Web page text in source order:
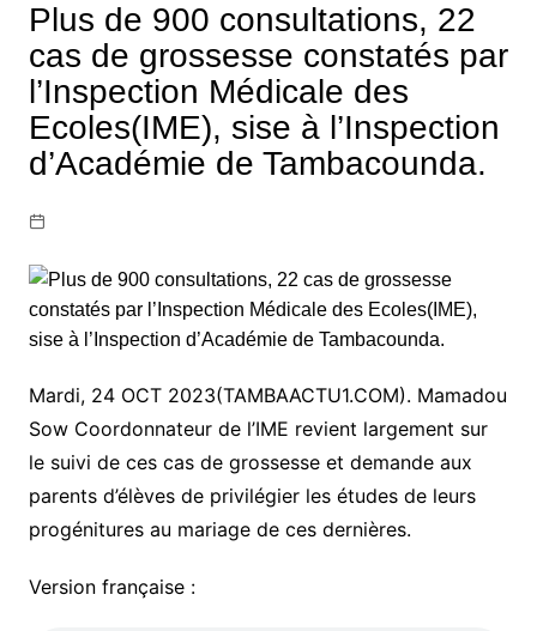
Plus de 900 consultations, 22
cas de grossesse constatés par
l’Inspection Médicale des
Ecoles(IME), sise à l’Inspection
d’Académie de Tambacounda.
Mardi, 24 OCT 2023(TAMBAACTU1.COM). Mamadou
Sow Coordonnateur de l’IME revient largement sur
le suivi de ces cas de grossesse et demande aux
parents d’élèves de privilégier les études de leurs
progénitures au mariage de ces dernières.
Version française :